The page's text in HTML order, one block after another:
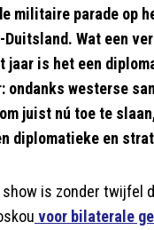
militaire parade op
Wat een
jaar is het een
ondanks westerse
juist nú toe te
diplomatieke en
is zonder twijfel
voor bilaterale